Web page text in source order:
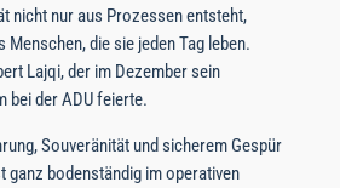
nicht nur aus Prozessen entsteht,
die sie jeden Tag leben.
Lajqi, der im Dezember sein
bei der ADU feierte.
Souveränität und sicherem Gespür
ganz bodenständig im operativen